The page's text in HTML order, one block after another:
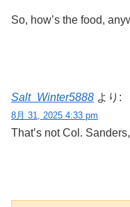
So, how’s the food,
Salt_Winter5888 より:
8月 31, 2025 4:33 pm
That’s not Col.